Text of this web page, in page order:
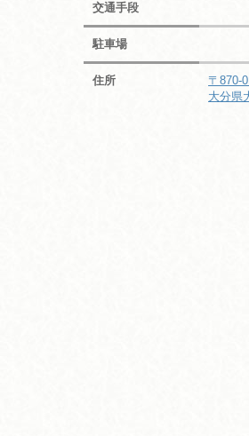
交通手段
駐車場
住所
〒870-
大分県